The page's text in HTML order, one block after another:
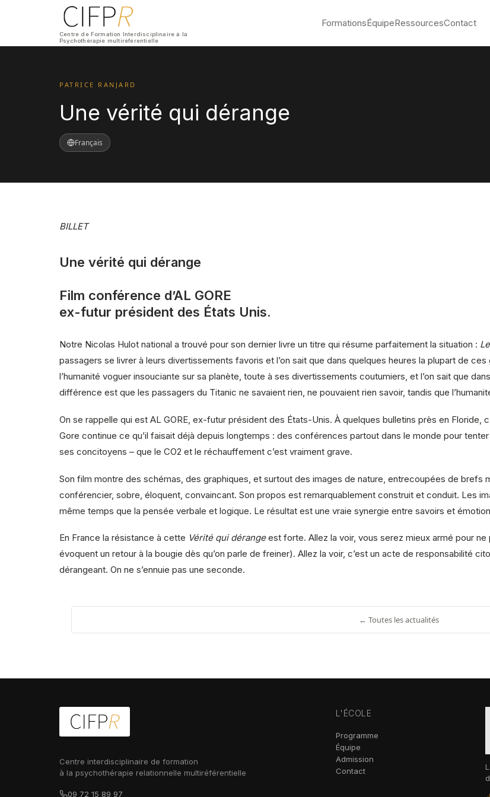
Centre de Formation Interdisciplinaire à la
Psychothérapie multiréférentielle
FormationsÉquipeRessourcesContact
PATRICE RANJARD
Une vérité qui dérange
Français
BILLET
Une vérité qui dérange
Film conférence d’AL GORE
ex-futur président des États Unis.
Notre Nicolas Hulot national a trouvé pour son dernier livre un titre qui résume parfaitement la situation :
passagers se livrer à leurs divertissements favoris et l’on sait que dans quelques heures la plupart de
l’humanité voguer insouciante sur sa planète, toute à ses divertissements coutumiers, et l’on sait que
différence est que les passagers du Titanic ne savaient rien, ne pouvaient rien savoir, tandis que
On se rappelle qui est AL GORE, ex-futur président des États-Unis. À quelques bulletins près en Floride,
Gore continue ce qu’il faisait déjà depuis longtemps : des conférences partout dans le monde pour
ses concitoyens – que le CO2 et le réchauffement c’est vraiment grave.
Son film montre des schémas, des graphiques, et surtout des images de nature, entrecoupées de
conférencier, sobre, éloquent, convaincant. Son propos est remarquablement construit et conduit. Les
même temps que la pensée verbale et logique. Le résultat est une vraie synergie entre savoirs et
En France la résistance à cette Vérité qui dérangeest forte. Allez la voir, vous serez mieux armé pour
évoquent un retour à la bougie dès qu’on parle de freiner). Allez la voir, c’est un acte de responsabilité
dérangeant. On ne s’ennuie pas une seconde.
← Toutes les actualités
Centre interdisciplinaire de formation
à la psychothérapie relationnelle multiréférentielle
09 72 15 89 97
L'ÉCOLE
Programme
Équipe
Admission
Contact